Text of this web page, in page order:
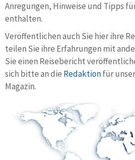
Anregungen, Hinweise und Tipps
enthalten.
Veröffentlichen auch Sie hier ihre
teilen Sie ihre Erfahrungen mit
Sie einen Reisebericht
sich bitte an die Redaktionfür
Magazin.